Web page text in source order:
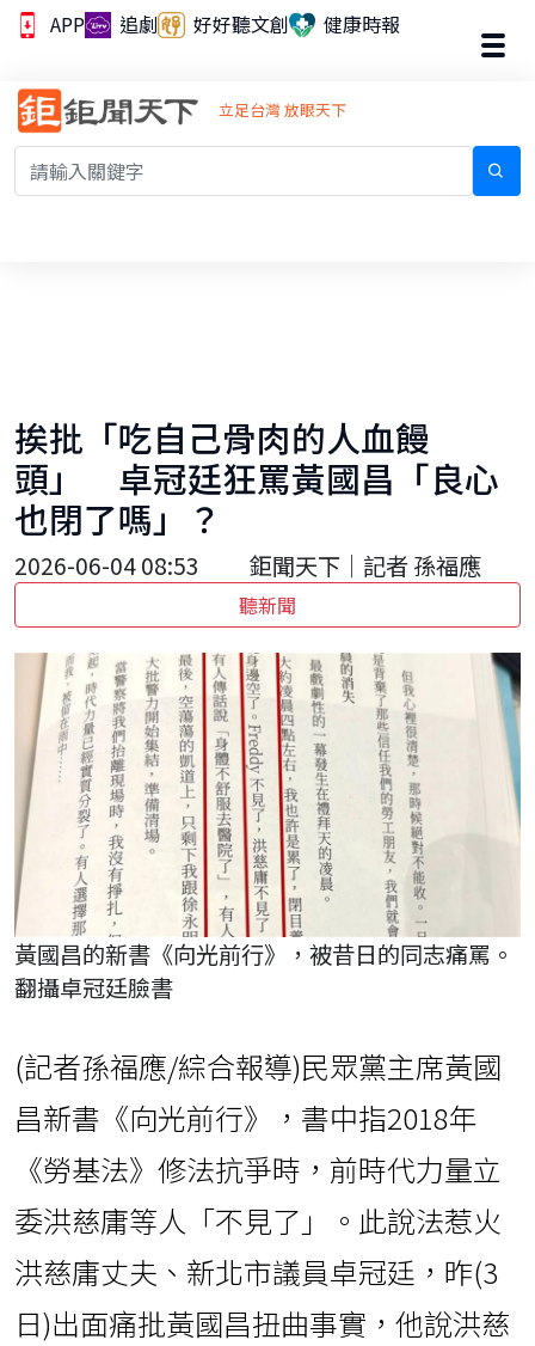
APP 追劇 好好聽文創 健康時報
立足台灣 放眼天下
挨批「吃自己骨肉的人血饅
頭」 卓冠廷狂罵黃國昌「良心
也閉了嗎」？
2026-06-04 08:53 鉅聞天下｜記者 孫福應
聽新聞
黃國昌的新書《向光前行》，被昔日的同志痛罵。
翻攝卓冠廷臉書
(記者孫福應/綜合報導)民眾黨主席黃國
昌新書《向光前行》，書中指2018年
《勞基法》修法抗爭時，前時代力量立
委洪慈庸等人「不見了」。此說法惹火
洪慈庸丈夫、新北市議員卓冠廷，昨(3
日)出面痛批黃國昌扭曲事實，他說洪慈